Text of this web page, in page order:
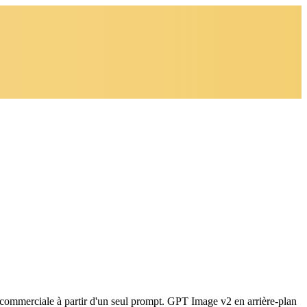
à partir d'un seul prompt. GPT Image v2 en arrière-plan